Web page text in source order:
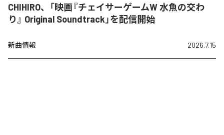
CHIHIRO、「映画『チェイサーゲームW 水魚の交わ
り』 Original Soundtrack」を配信開始
新曲情報 2026.7.15